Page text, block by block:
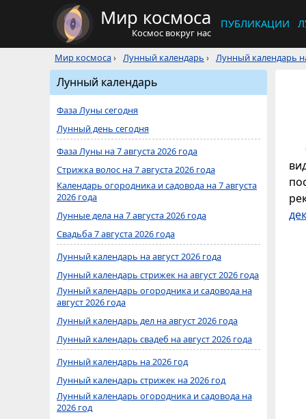
Мир космоса
Космос вокруг нас
ПУБЛИКАЦИИ
Мир космоса› Лунный календарь › Лунный календарь
Лунный календарь
Фаза Луны сегодня
Лунный день сегодня
Фаза Луны на 7 августа 2026 года
Стрижка волос на 7 августа 2026 года
Календарь огородника и садовода на 7 августа
2026 года
Лунные дела на 7 августа 2026 года
Свадьба 7 августа 2026 года
Лунный календарь на август 2026 года
Лунный календарь стрижек на август 2026 года
Лунный календарь огородника и садовода на
август 2026 года
Лунный календарь дел на август 2026 года
Лунный календарь свадеб на август 2026 года
Лунный календарь на 2026 год
Лунный календарь стрижек на 2026 год
Лунный календарь огородника и садовода на
2026 год